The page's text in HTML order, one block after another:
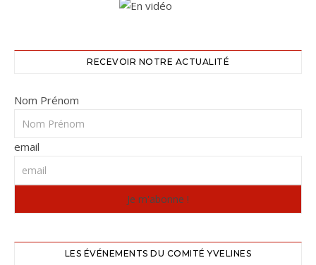
RECEVOIR NOTRE ACTUALITÉ
Nom Prénom
email
LES ÉVÉNEMENTS DU COMITÉ YVELINES